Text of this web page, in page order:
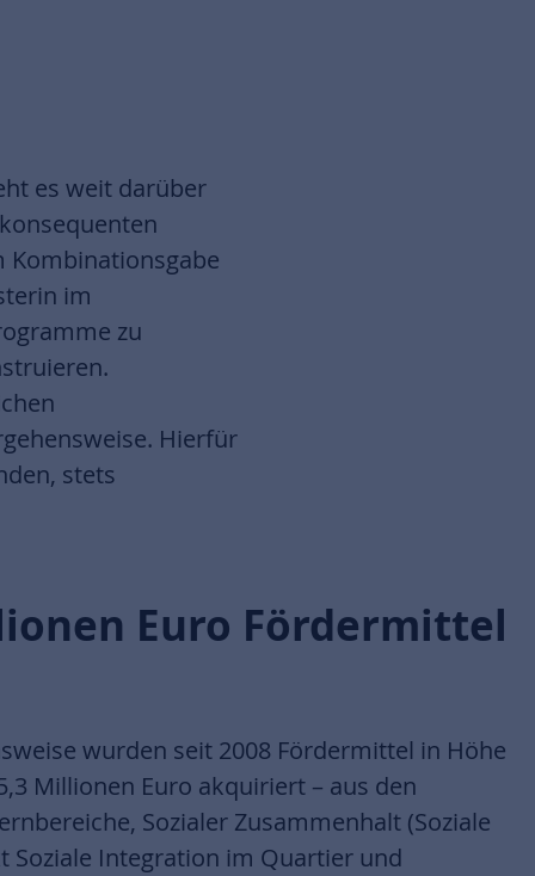
es weit darüber
Kombinationsgabe
im
zu
Hierfür
stets
Euro Fördermittel
wurden seit 2008 Fördermittel in Höhe
Millionen Euro akquiriert – aus den
Sozialer Zusammenhalt (Soziale
Soziale Integration im Quartier und